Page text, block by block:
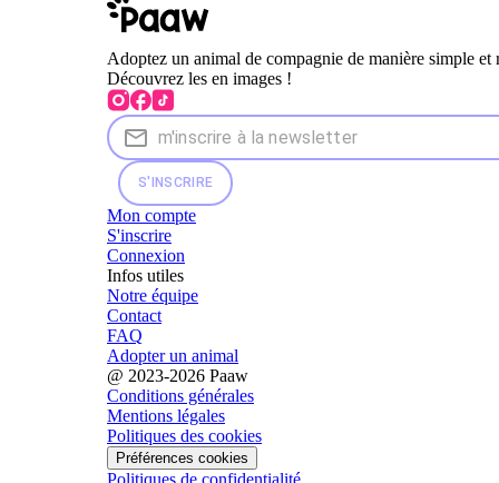
Adoptez un animal de compagnie de manière simple et
Découvrez les en images !
S'INSCRIRE
Mon compte
S'inscrire
Connexion
Infos utiles
Notre équipe
Contact
FAQ
Adopter un animal
@ 2023-2026 Paaw
Conditions générales
Mentions légales
Politiques des cookies
Préférences cookies
Politiques de confidentialité